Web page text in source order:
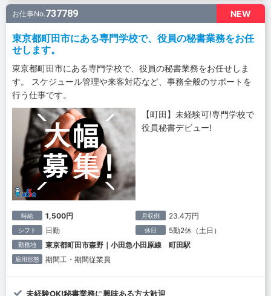
NEW
お仕事No.737789
東京都町田市にある専門学校で、役員の秘書業務をお任
せします。
東京都町田市にある専門学校で、役員の秘書業務をお任せしま
す。 スケジュール管理や来客対応など、事務全般のサポートを
行う仕事です。
【町田】未経験可!専門学校で
役員秘書デビュー!
時給 1,500円 月収例 23.4万円
シフト 日勤 休日 5勤2休（土日）
勤務地 東京都町田市森野｜小田急小田原線 町田駅
雇用形態 期間工・期間従業員
未経験OK!秘書業務に興味ある方大歓迎